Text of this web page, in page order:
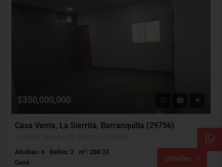
$350,000,000
Casa Venta, La Sierrita, Barranquilla (29756)
Alcobas: 6 Baños: 2
m²: 288.23
Casa
Detalles